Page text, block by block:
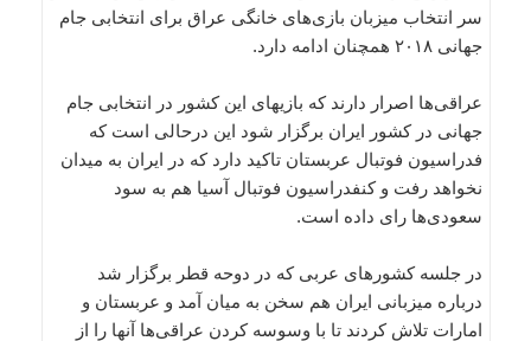
سر انتخاب میزبان بازی‌های خانگی عراق برای انتخابی جام
جهانی ۲۰۱۸ همچنان ادامه دارد.
عراقی‌ها اصرار دارند که بازیهای این کشور در انتخابی جام
جهانی در کشور ایران برگزار شود این درحالی است که
فدراسیون فوتبال عربستان تاکید دارد که در ایران به میدان
نخواهد رفت و کنفدراسیون فوتبال آسیا هم به سود
سعودی‌ها رای داده است.
در جلسه کشورهای عربی که در دوحه قطر برگزار شد
درباره میزبانی ایران هم سخن به میان آمد و عربستان و
امارات تلاش کردند تا با وسوسه کردن عراقی‌ها آنها را از